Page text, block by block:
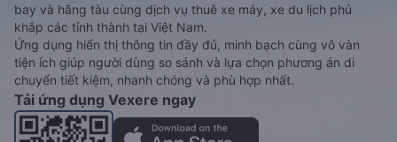
bay và hãng tàu cùng dịch vụ thuê xe máy, xe du lịch phủ
khắp các tỉnh thành tại Việt Nam.
Ứng dụng hiển thị thông tin đầy đủ, minh bạch cùng vô vàn
tiện ích giúp người dùng so sánh và lựa chọn phương án di
chuyển tiết kiệm, nhanh chóng và phù hợp nhất.
Tải ứng dụng Vexere ngay